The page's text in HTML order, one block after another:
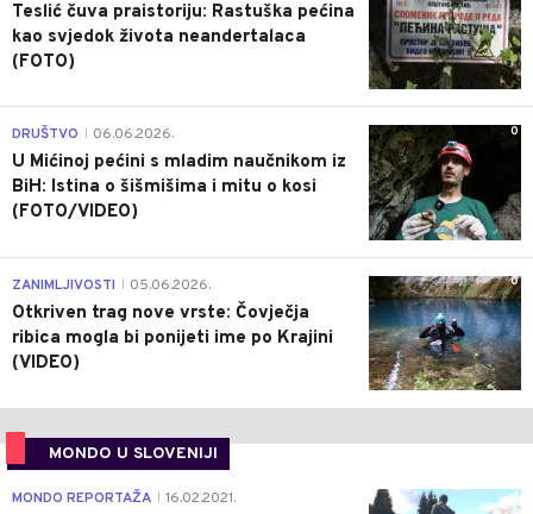
Teslić čuva praistoriju: Rastuška pećina
kao svjedok života neandertalaca
(FOTO)
0
DRUŠTVO 06.06.2026.
U Mićinoj pećini s mladim naučnikom iz
BiH: Istina o šišmišima i mitu o kosi
(FOTO/VIDEO)
0
ZANIMLJIVOSTI 05.06.2026.
Otkriven trag nove vrste: Čovječja
ribica mogla bi ponijeti ime po Krajini
(VIDEO)
MONDO U SLOVENIJI
4
MONDO REPORTAŽA 16.02.2021.